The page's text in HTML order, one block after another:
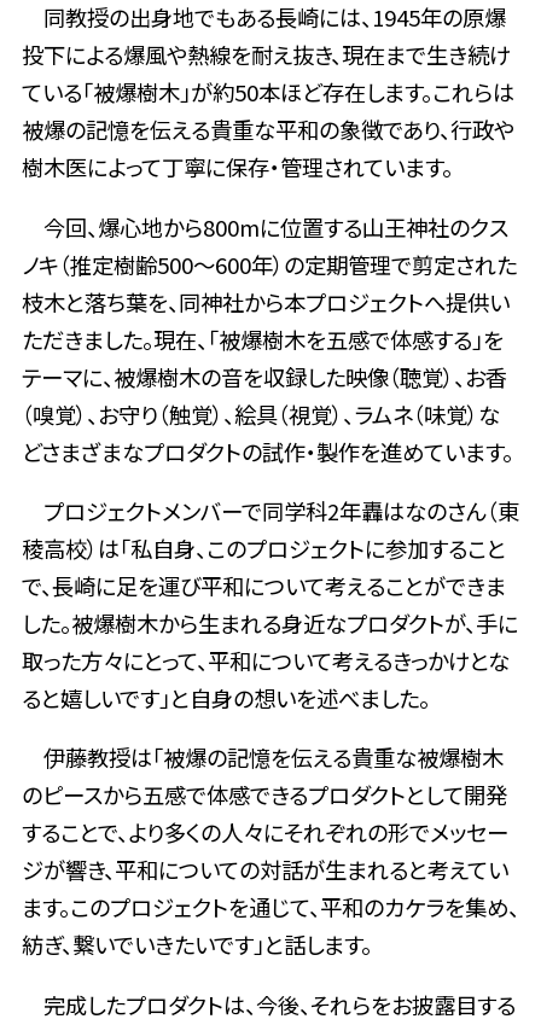
同教授の出身地でもある長崎には、1945年の原爆
投下による爆風や熱線を耐え抜き、現在まで生き続け
ている「被爆樹木」が約50本ほど存在します。これらは
被爆の記憶を伝える貴重な平和の象徴であり、行政や
樹木医によって丁寧に保存・管理されています。
今回、爆心地から800mに位置する山王神社のクス
ノキ（推定樹齢500～600年）の定期管理で剪定された
枝木と落ち葉を、同神社から本プロジェクトへ提供い
ただきました。現在、「被爆樹木を五感で体感する」を
テーマに、被爆樹木の音を収録した映像（聴覚）、お香
（嗅覚）、お守り（触覚）、絵具（視覚）、ラムネ（味覚）な
どさまざまなプロダクトの試作・製作を進めています。
プロジェクトメンバーで同学科2年轟はなのさん（東
稜高校）は「私自身、このプロジェクトに参加すること
で、長崎に足を運び平和について考えることができま
した。被爆樹木から生まれる身近なプロダクトが、手に
取った方々にとって、平和について考えるきっかけとな
ると嬉しいです」と自身の想いを述べました。
伊藤教授は「被爆の記憶を伝える貴重な被爆樹木
のピースから五感で体感できるプロダクトとして開発
することで、より多くの人々にそれぞれの形でメッセー
ジが響き、平和についての対話が生まれると考えてい
ます。このプロジェクトを通じて、平和のカケラを集め、
紡ぎ、繋いでいきたいです」と話します。
完成したプロダクトは、今後、それらをお披露目する